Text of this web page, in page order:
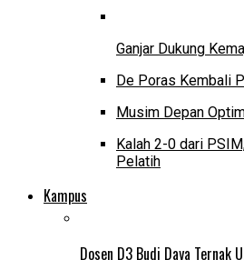
Ganjar Dukung
De Poras Kembali
Musim Depan
Kalah 2-0 dari
Pelatih
Kampus
Dosen D3 Budi Daya Ternak